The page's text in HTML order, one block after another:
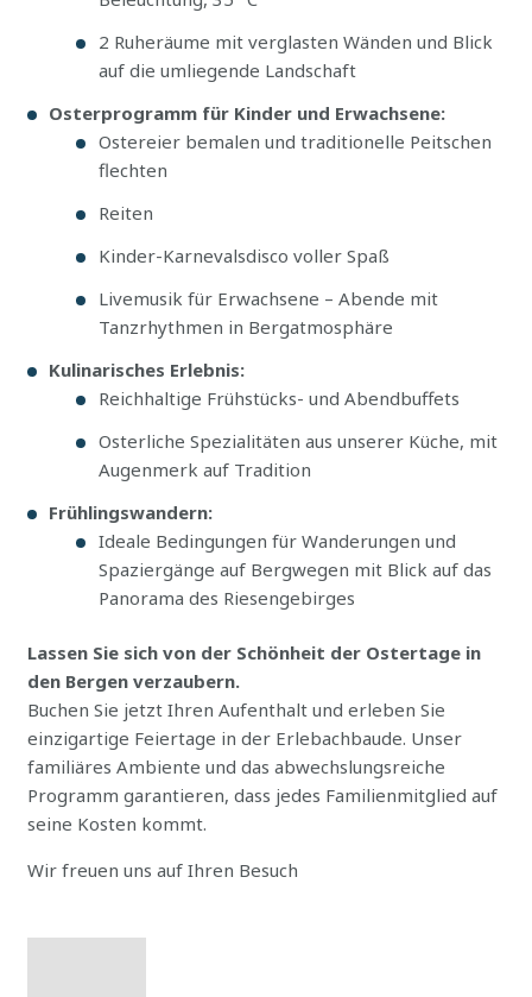
2 Ruheräume mit verglasten Wänden und Blick
auf die umliegende Landschaft
Osterprogramm für Kinder und Erwachsene:
Ostereier bemalen und traditionelle Peitschen
flechten
Reiten
Kinder-Karnevalsdisco voller Spaß
Livemusik für Erwachsene – Abende mit
Tanzrhythmen in Bergatmosphäre
Kulinarisches Erlebnis:
Reichhaltige Frühstücks- und Abendbuffets
Osterliche Spezialitäten aus unserer Küche, mit
Augenmerk auf Tradition
Frühlingswandern:
Ideale Bedingungen für Wanderungen und
Spaziergänge auf Bergwegen mit Blick auf das
Panorama des Riesengebirges
Lassen Sie sich von der Schönheit der Ostertage in
den Bergen verzaubern.
Buchen Sie jetzt Ihren Aufenthalt und erleben Sie
einzigartige Feiertage in der Erlebachbaude. Unser
familiäres Ambiente und das abwechslungsreiche
Programm garantieren, dass jedes Familienmitglied auf
seine Kosten kommt.
Wir freuen uns auf Ihren Besuch